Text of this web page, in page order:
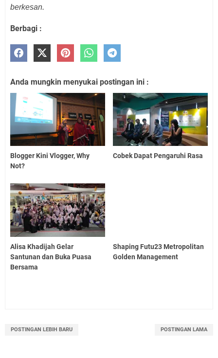
berkesan.
Berbagi :
Anda mungkin menyukai postingan ini :
Blogger Kini Vlogger, Why
Not?
Cobek Dapat Pengaruhi Rasa
Alisa Khadijah Gelar
Santunan dan Buka Puasa
Bersama
Shaping Futu23 Metropolitan
Golden Management
POSTINGAN LEBIH BARU POSTINGAN LAMA